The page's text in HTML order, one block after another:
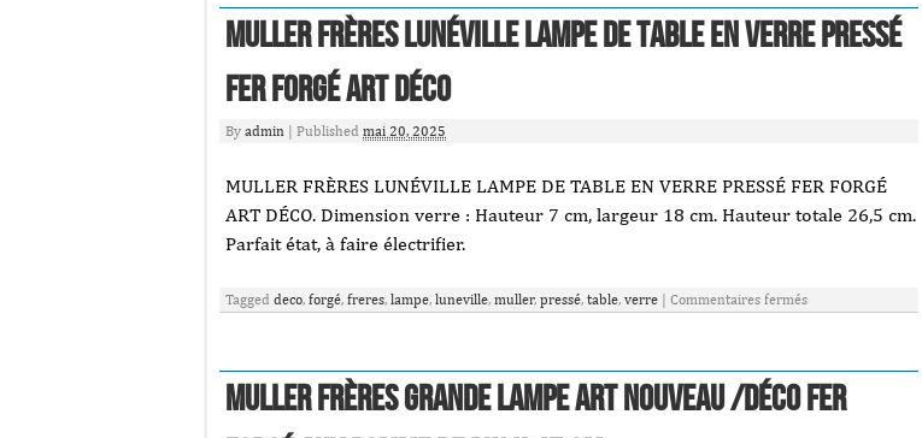
Muller Frères Lunéville Lampe De Table En Verre Pressé
Fer Forgé Art Déco
By admin Published mai 20, 2025
MULLER FRÈRES LUNÉVILLE LAMPE DE TABLE EN VERRE PRESSÉ FER FORGÉ
ART DÉCO. Dimension verre : Hauteur 7 cm, largeur 18 cm. Hauteur totale 26,5 cm.
Parfait état, à faire électrifier.
Tagged deco, forgé, freres, lampe, luneville, muller, pressé, table, verre Commentaires fermés
MULLER FRÈRES GRANDE LAMPE ART NOUVEAU /DÉCO fer